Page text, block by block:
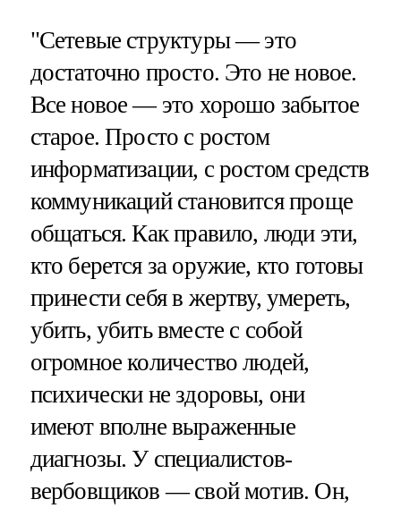
"Сетевые структуры — это
достаточно просто. Это не новое.
Все новое — это хорошо забытое
старое. Просто с ростом
информатизации, с ростом средств
коммуникаций становится проще
общаться. Как правило, люди эти,
кто берется за оружие, кто готовы
принести себя в жертву, умереть,
убить, убить вместе с собой
огромное количество людей,
психически не здоровы, они
имеют вполне выраженные
диагнозы. У специалистов-
вербовщиков — свой мотив. Он,